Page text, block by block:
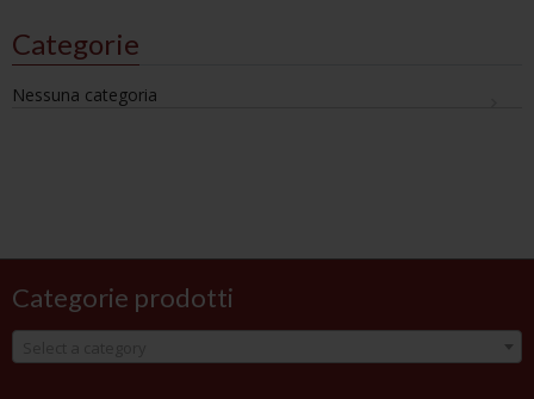
Categorie
Nessuna categoria
Categorie prodotti